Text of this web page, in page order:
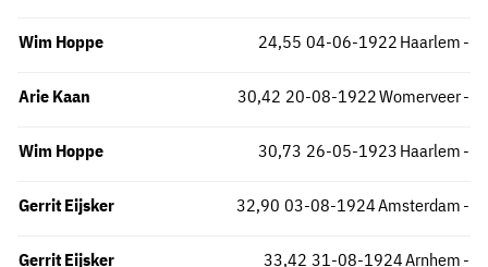
Wim Hoppe Haarlem
24,55 -
04-06-1922
Arie Kaan Womerveer
30,42 -
20-08-1922
Wim Hoppe Haarlem
30,73 -
26-05-1923
Gerrit Eijsker Amsterdam
32,90 -
03-08-1924
Gerrit Eijsker Arnhem
33,42 -
31-08-1924